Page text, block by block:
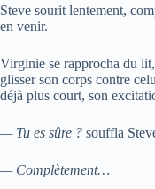
Steve sourit lentement,
en venir.
Virginie se rapprocha du
glisser son corps contre
déjà plus court, son
— Tu es sûre ? souffla
— Complètement…